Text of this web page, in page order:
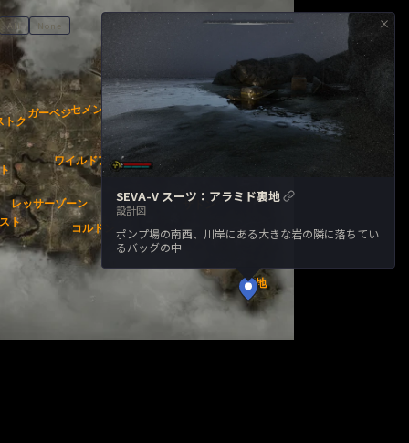
All None
SEVA-V スーツ：アラミド裏地
設計図
ポンプ場の南西、川岸にある大きな岩の隣に落ちてい
るバッグの中
×